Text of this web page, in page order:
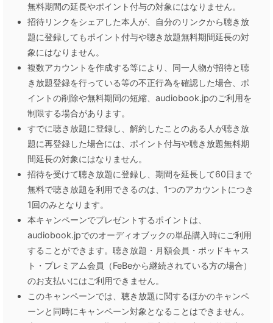
無料期間の延長やポイント付与の対象にはなりません。
招待リンクをシェアした本人が、自分のリンクから聴き放
題に登録してもポイント付与や聴き放題無料期間延長の対
象にはなりません。
複数アカウントを作成する等により、同一人物が招待と聴
き放題登録を行っている等の不正行為を確認した場合、ポ
イントの削除や無料期間の短縮、audiobook.jpのご利用を
制限する場合があります。
すでに聴き放題に登録し、解約したことのある人が聴き放
題に再登録した場合には、ポイント付与や聴き放題無料期
間延長の対象にはなりません。
招待を受けて聴き放題に登録し、期間を延長して60日まで
無料で聴き放題を利用できるのは、1つのアカウントにつき
1回のみとなります。
本キャンペーンでプレゼントするポイントは、
audiobook.jpでのオーディオブックの単品購入時にご利用
することができます。聴き放題・月額会員・ポッドキャス
ト・プレミアム会員（FeBeから継続されている方の場合）
のお支払いにはご利用できません。
このキャンペーンでは、聴き放題に関するほかのキャンペ
ーンと同時にキャンペーン対象となることはできません。